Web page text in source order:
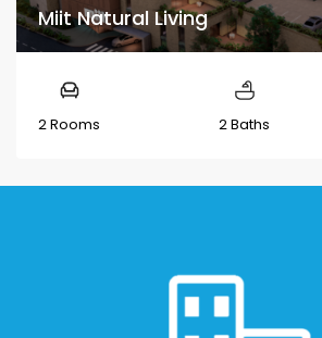
Miit Natural Living
2 Rooms 2 Baths